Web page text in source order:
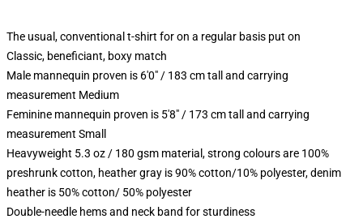
The usual, conventional t-shirt for on a regular basis put on
Classic, beneficiant, boxy match
Male mannequin proven is 6'0" / 183 cm tall and carrying
measurement Medium
Feminine mannequin proven is 5'8" / 173 cm tall and carrying
measurement Small
Heavyweight 5.3 oz / 180 gsm material, strong colours are 100%
preshrunk cotton, heather gray is 90% cotton/10% polyester, denim
heather is 50% cotton/ 50% polyester
Double-needle hems and neck band for sturdiness